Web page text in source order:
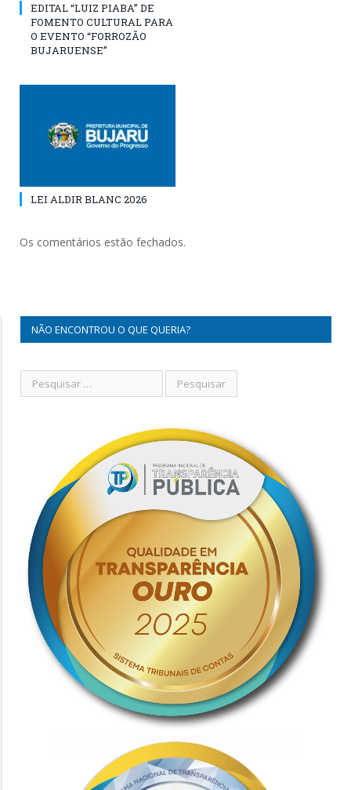
EDITAL “LUIZ PIABA” DE
FOMENTO CULTURAL PARA
O EVENTO “FORROZÃO
BUJARUENSE”
LEI ALDIR BLANC 2026
Os comentários estão fechados.
NÃO ENCONTROU O QUE QUERIA?